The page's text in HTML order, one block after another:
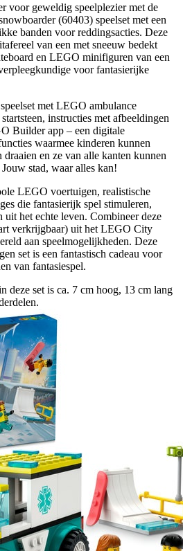
voor geweldig speelplezier met de
(60403) speelset met een
banden voor reddingsacties. Deze
van een met sneeuw bedekt
en LEGO minifiguren van een
voor fantasierijke
met LEGO ambulance
instructies met afbeeldingen
Builder app – een digitale
waarmee kinderen kunnen
en ze van alle kanten kunnen
stad, waar alles kan!
LEGO voertuigen, realistische
die fantasierijk spel stimuleren,
uit het echte leven. Combineer deze
verkrijgbaar) uit het LEGO City
aan speelmogelijkheden. Deze
set is een fantastisch cadeau voor
van fantasiespel.
deze set is ca. 7 cm hoog, 13 cm lang